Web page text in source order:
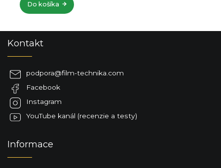
Do košíka
Kontakt
podpora@film-technika.com
Facebook
Instagram
YouTube kanál (recenzie a testy)
Informace